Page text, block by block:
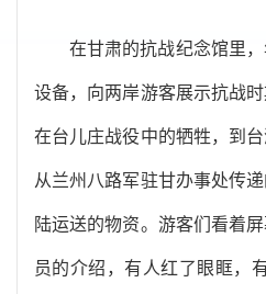
在甘肃的抗战纪念馆里
设备，向两岸游客展示抗战
在台儿庄战役中的牺牲，到
从兰州八路军驻甘办事处传
陆运送的物资。游客们看着
员的介绍，有人红了眼眶，